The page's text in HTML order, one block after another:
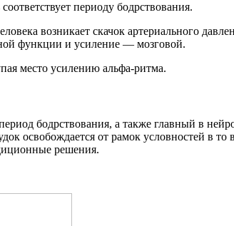
периоду бодрствования.
возникает скачок артериального
функции и усиление — мозговой.
место усилению альфа-ритма.
бодрствования, а также главный в
освобождается от рамок условностей в то
решения.